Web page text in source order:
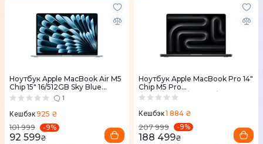
Ноутбук Apple MacBook Air M5
Chip 15" 16/512GB Sky Blue
(MDVQ4) 20261
Кешбэк925 ₴
101 999
-9%
92 599₴
Ноутбук Apple MacBook Pro 14"
Chip M5 Pro
15CPU/16GPU/24RAM/2TB
Кешбэк1 884 ₴
207 999
-9%
188 499₴